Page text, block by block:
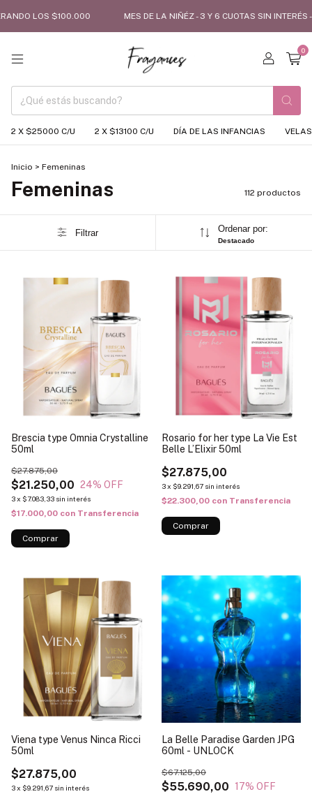
$100.000 MES DE LA NIÑÉZ - 3 Y 6 CUOTAS SIN INTERÉS - ENVÍO
0
2 X $25000 C/U 2 X $13100 C/U DÍA DE LAS INFANCIAS
Inicio > Femeninas
Femeninas 112 productos
Filtrar Ordenar por:
Destacado
Brescia type Omnia Crystalline
50ml
$21.250,00
$27.875,00
24% OFF
3x $7.083,33 sin interés
$17.000,00 con Transferencia
Rosario for her type La Vie Est
Belle L’Elixir 50ml
$27.875,00
3x $9.291,67 sin interés
$22.300,00 con Transferencia
Viena type Venus Ninca Ricci
50ml
$27.875,00
3x $9.291,67 sin interés
La Belle Paradise Garden JPG
60ml - UNLOCK
$55.690,00
$67.125,00
17% OFF